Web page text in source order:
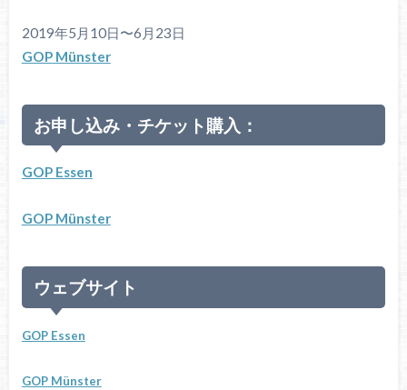
2019年5 月 10日〜6 月 23日
GOPMünster
お申し込み・チケット購入：
GOP Essen
GOPMünster
ウェブサイト
GOP Essen
GOPMünster